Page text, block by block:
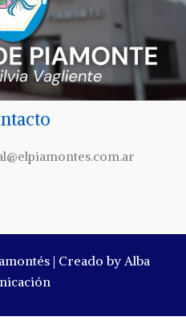
| Creado by Alba